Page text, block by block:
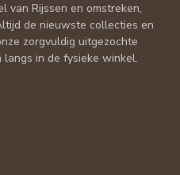
van Rijssen en omstreken,
de nieuwste collecties en
zorgvuldig uitgezochte
in de fysieke winkel.